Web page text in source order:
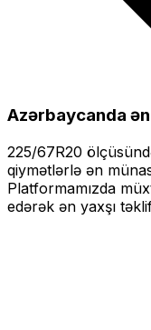
Azərbaycanda
225/67R20
qiymətlərlə ən
Platformamızda
edərək ən yaxşı